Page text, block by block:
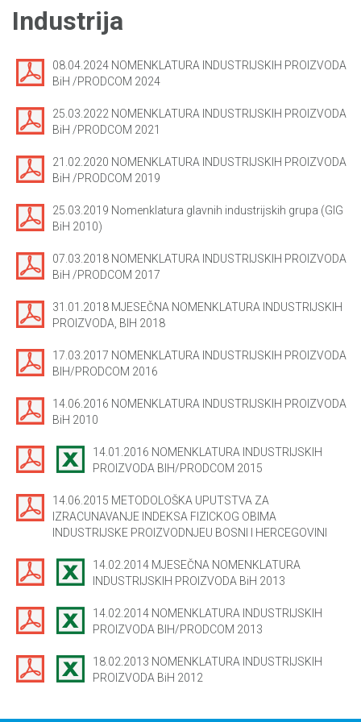
Industrija
08.04.2024 NOMENKLATURA INDUSTRIJSKIH PROIZVODA
BiH /PRODCOM 2024
25.03.2022 NOMENKLATURA INDUSTRIJSKIH PROIZVODA
BiH /PRODCOM 2021
21.02.2020 NOMENKLATURA INDUSTRIJSKIH PROIZVODA
BiH /PRODCOM 2019
25.03.2019 Nomenklatura glavnih industrijskih grupa (GIG
BiH 2010)
07.03.2018 NOMENKLATURA INDUSTRIJSKIH PROIZVODA
BiH /PRODCOM 2017
31.01.2018 MJESEČNA NOMENKLATURA INDUSTRIJSKIH
PROIZVODA, BIH 2018
17.03.2017 NOMENKLATURA INDUSTRIJSKIH PROIZVODA
BIH/PRODCOM 2016
14.06.2016 NOMENKLATURA INDUSTRIJSKIH PROIZVODA
BiH 2010
14.01.2016 NOMENKLATURA INDUSTRIJSKIH
PROIZVODA BIH/PRODCOM 2015
14.06.2015 METODOLOŠKA UPUTSTVA ZA
IZRACUNAVANJE INDEKSA FIZICKOG OBIMA
INDUSTRIJSKE PROIZVODNJEU BOSNI I HERCEGOVINI
14.02.2014 MJESEČNA NOMENKLATURA
INDUSTRIJSKIH PROIZVODA BiH 2013
14.02.2014 NOMENKLATURA INDUSTRIJSKIH
PROIZVODA BIH/PRODCOM 2013
18.02.2013 NOMENKLATURA INDUSTRIJSKIH
PROIZVODA BiH 2012